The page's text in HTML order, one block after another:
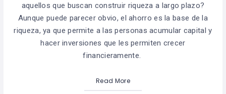
aquellos que buscan construir riqueza a largo plazo?
Aunque puede parecer obvio, el ahorro es la base de la
riqueza, ya que permite a las personas acumular capital y
hacer inversiones que les permiten crecer
financieramente.
Read More